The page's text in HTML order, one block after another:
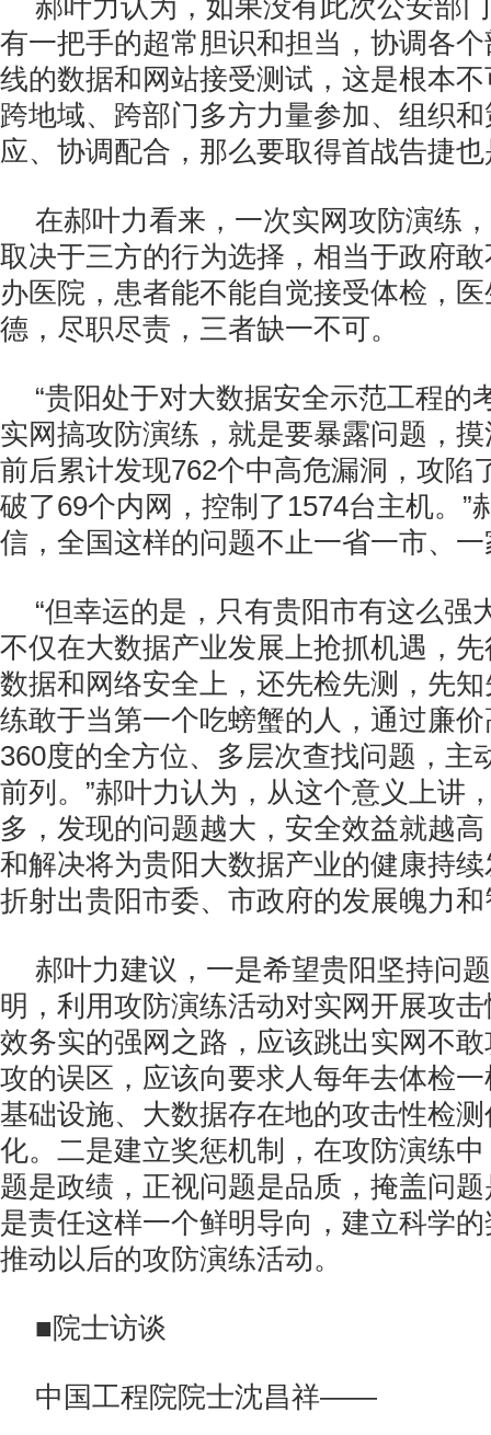
郝叶力认为，如果没有此次公安部
有一把手的超常胆识和担当，协调各
线的数据和网站接受测试，这是根本
跨地域、跨部门多方力量参加、组织
应、协调配合，那么要取得首战告捷
在郝叶力看来，一次实网攻防演练
取决于三方的行为选择，相当于政府
办医院，患者能不能自觉接受体检，
德，尽职尽责，三者缺一不可。
“贵阳处于对大数据安全示范工程的
实网搞攻防演练，就是要暴露问题，
前后累计发现762个中高危漏洞，攻陷
破了69个内网，控制了1574台主机。”
信，全国这样的问题不止一省一市、
“但幸运的是，只有贵阳市有这么强
不仅在大数据产业发展上抢抓机遇，
数据和网络安全上，还先检先测，先
练敢于当第一个吃螃蟹的人，通过廉
360度的全方位、多层次查找问题，主
前列。”郝叶力认为，从这个意义上讲
多，发现的问题越大，安全效益就越
和解决将为贵阳大数据产业的健康持
折射出贵阳市委、市政府的发展魄力
郝叶力建议，一是希望贵阳坚持问
明，利用攻防演练活动对实网开展攻
效务实的强网之路，应该跳出实网不
攻的误区，应该向要求人每年去体检
基础设施、大数据存在地的攻击性检
化。二是建立奖惩机制，在攻防演练
题是政绩，正视问题是品质，掩盖问
是责任这样一个鲜明导向，建立科学
推动以后的攻防演练活动。
■院士访谈
中国工程院院士沈昌祥——